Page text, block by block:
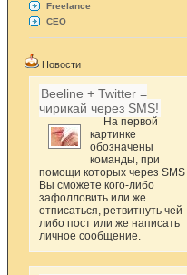
Freelance
СЕО
Новости
Beeline + Twitter =
чирикай через SMS!
На первой
картинке
обозначены
команды, при
помощи которых через SMS
Вы сможете кого-либо
зафолловить или же
отписаться, ретвитнуть чей-
либо пост или же написать
личное сообщение.